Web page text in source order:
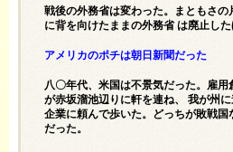
戦後の外務省は変わった。まともさの
に背を向けたままの外務省 は廃止した
アメリカのポチは朝日新聞だった
八〇年代、米国は不景気だった。雇
が赤坂溜池辺りに軒を連ね、 我が州
企業に頼んで歩いた。どっちが敗戦国
だった。